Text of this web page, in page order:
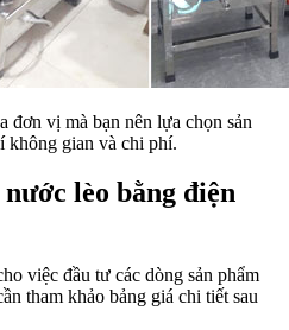
đơn vị mà bạn nên lựa chọn sản
không gian và chi phí.
lèo bằng điện
việc đầu tư các dòng sản phẩm
tham khảo bảng giá chi tiết sau